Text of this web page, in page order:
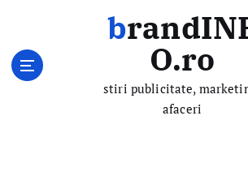
brandINF
O.ro
stiri publicitate,
afaceri